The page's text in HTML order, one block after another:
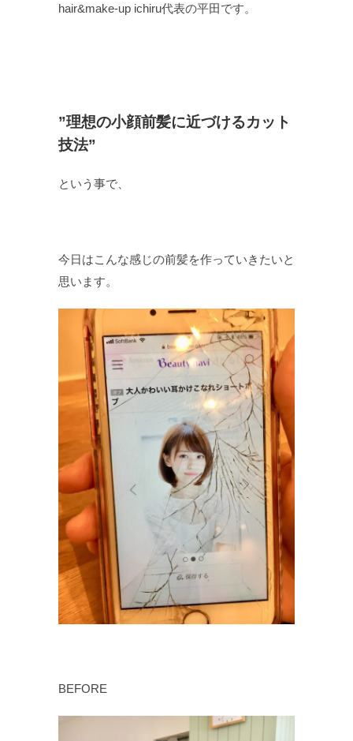
hair&make-up ichiru代表の平田です。
”理想の小顔前髪に近づけるカット
技法”
という事で、
今日はこんな感じの前髪を作っていきたいと
思います。
BEFORE